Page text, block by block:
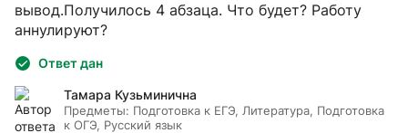
вывод.Получилось 4 абзаца. Что будет? Работу
аннулируют?
Ответ дан
Тамара Кузьминична
Предметы: Подготовка к ЕГЭ, Литература, Подготовка
к ОГЭ, Русский язык